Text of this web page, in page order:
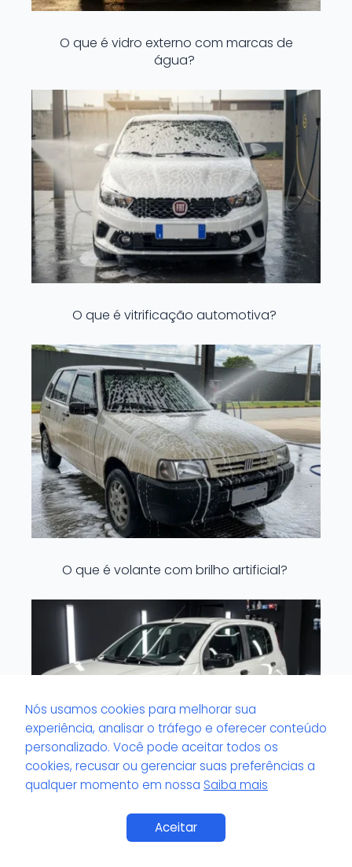
O que é vidro externo com marcas de
água?
O que é vitrificação automotiva?
O que é volante com brilho artificial?
O que é viscosidade do pretinho de
pneu?
Nós usamos cookies para melhorar sua
experiência, analisar o tráfego e oferecer conteúdo
personalizado. Você pode aceitar todos os
cookies, recusar ou gerenciar suas preferências a
qualquer momento em nossa Saiba mais
Aceitar